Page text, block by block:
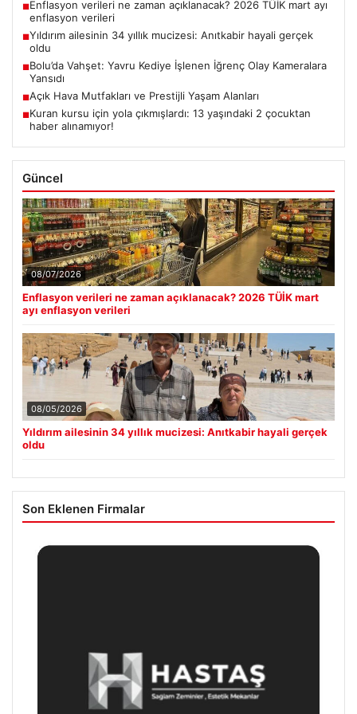
■Enflasyon verileri ne zaman açıklanacak? 2026 TÜİK mart ayı
enflasyon verileri
■Yıldırım ailesinin 34 yıllık mucizesi: Anıtkabir hayali gerçek
oldu
■Bolu’da Vahşet: Yavru Kediye İşlenen İğrenç Olay Kameralara
Yansıdı
■Açık Hava Mutfakları ve Prestijli Yaşam Alanları
■Kuran kursu için yola çıkmışlardı: 13 yaşındaki 2 çocuktan
haber alınamıyor!
Güncel
08/07/2026
Enflasyon verileri ne zaman açıklanacak? 2026 TÜİK mart
ayı enflasyon verileri
08/05/2026
Yıldırım ailesinin 34 yıllık mucizesi: Anıtkabir hayali gerçek
oldu
Son Eklenen Firmalar